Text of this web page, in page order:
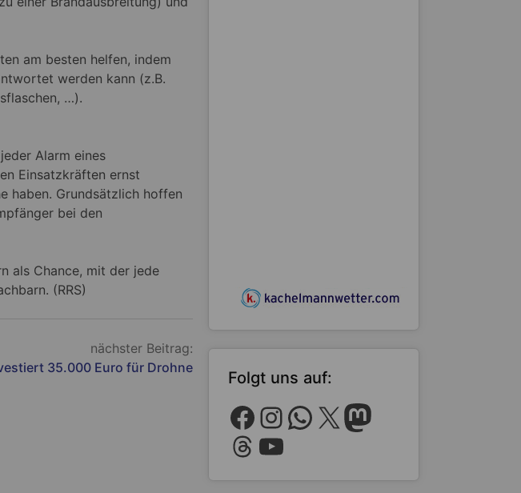
am besten helfen, indem
werden kann (z.B.
…).
Alarm eines
Einsatzkräften ernst
haben. Grundsätzlich hoffen
bei den
als Chance, mit der jede
(RRS)
nächster Beitrag:
35.000 Euro für Drohne
Folgt uns auf:
Facebook
Instagram
WhatsApp
X Mastodon
Threads
YouTube